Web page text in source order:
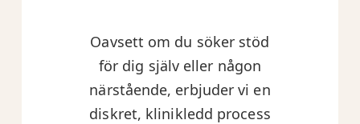
Oavsett om du söker stöd
för dig själv eller någon
närstående, erbjuder vi en
diskret, klinikledd process